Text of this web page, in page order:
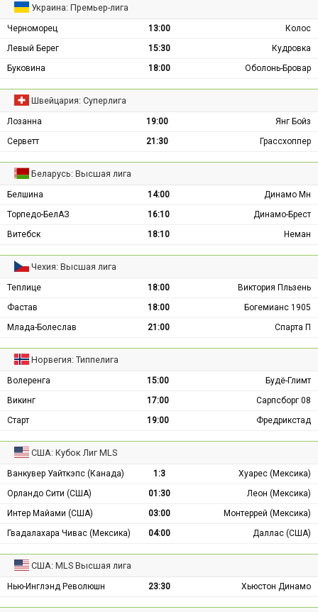
Украина: Премьер-лига
Черноморец 13:00
Колос
Левый Берег
15:30
Кудровка
Буковина
18:00 Оболонь-Бровар
Швейцария: Суперлига
Лозанна 19:00
Янг Бойз
Серветт
21:30 Грассхоппер
Беларусь: Высшая лига
Белшина 14:00
Динамо Мн
Торпедо-БелАЗ
16:10
Динамо-Брест
Витебск
18:10 Неман
Чехия: Высшая лига
Теплице 18:00
Виктория Пльзень
Фастав
18:00
Богемианс 1905
Млада-Болеслав
21:00 Спарта П
Норвегия: Типпелига
Волеренга 15:00
Будё-Глимт
Викинг
17:00
Сарпсборг 08
Старт
19:00 Фредрикстад
США: Кубок Лиг MLS
Ванкувер Уайткэпс (Канада) 1:3
Хуарес (Мексика)
Орландо Сити (США)
01:30
Леон (Мексика)
Интер Майами (США)
03:00
Монтеррей (Мексика)
Гвадалахара Чивас (Мексика)
04:00 Даллас (США)
США: MLS Высшая лига
Нью-Инглэнд Революшн 23:30 Хьюстон Динамо